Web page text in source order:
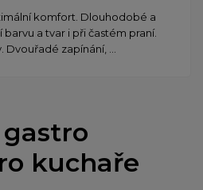
komfort. Dlouhodobé a
a tvar i při častém praní.
Dvouřadé zapínání, ...
kuchaře